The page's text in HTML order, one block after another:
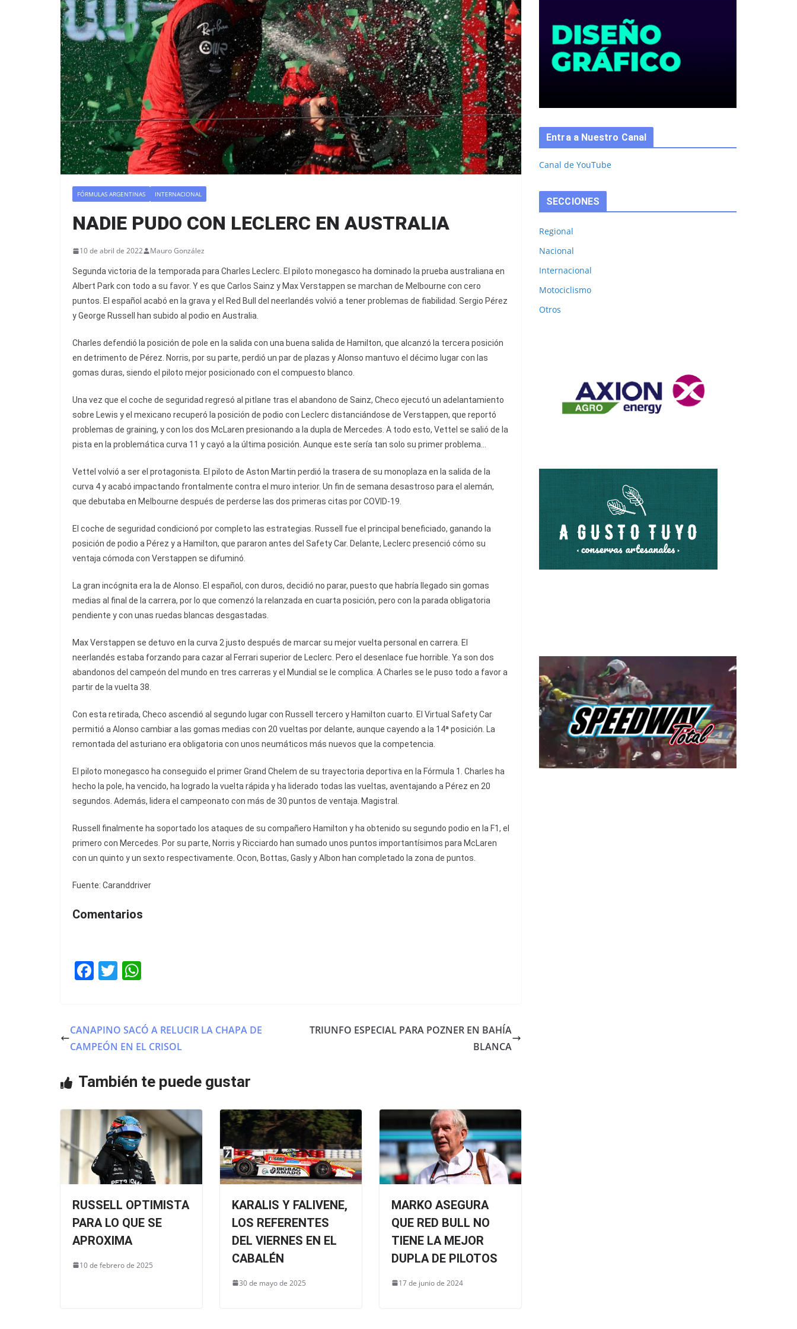
FÓRMULAS ARGENTINAS INTERNACIONAL
NADIE PUDO CON LECLERC EN AUSTRALIA
10 de abril de 2022 Mauro González
Segunda victoria de la temporada para Charles Leclerc. El piloto monegasco ha dominado la prueba australiana en
Albert Park con todo a su favor. Y es que Carlos Sainz y Max Verstappen se marchan de Melbourne con cero
puntos. El español acabó en la grava y el Red Bull del neerlandés volvió a tener problemas de fiabilidad. Sergio Pérez
y George Russell han subido al podio en Australia.
Charles defendió la posición de pole en la salida con una buena salida de Hamilton, que alcanzó la tercera posición
en detrimento de Pérez. Norris, por su parte, perdió un par de plazas y Alonso mantuvo el décimo lugar con las
gomas duras, siendo el piloto mejor posicionado con el compuesto blanco.
Una vez que el coche de seguridad regresó al pitlane tras el abandono de Sainz, Checo ejecutó un adelantamiento
sobre Lewis y el mexicano recuperó la posición de podio con Leclerc distanciándose de Verstappen, que reportó
problemas de graining, y con los dos McLaren presionando a la dupla de Mercedes. A todo esto, Vettel se salió de la
pista en la problemática curva 11 y cayó a la última posición. Aunque este sería tan solo su primer problema...
Vettel volvió a ser el protagonista. El piloto de Aston Martin perdió la trasera de su monoplaza en la salida de la
curva 4 y acabó impactando frontalmente contra el muro interior. Un fin de semana desastroso para el alemán,
que debutaba en Melbourne después de perderse las dos primeras citas por COVID-19.
El coche de seguridad condicionó por completo las estrategias. Russell fue el principal beneficiado, ganando la
posición de podio a Pérez y a Hamilton, que pararon antes del Safety Car. Delante, Leclerc presenció cómo su
ventaja cómoda con Verstappen se difuminó.
La gran incógnita era la de Alonso. El español, con duros, decidió no parar, puesto que habría llegado sin gomas
medias al final de la carrera, por lo que comenzó la relanzada en cuarta posición, pero con la parada obligatoria
pendiente y con unas ruedas blancas desgastadas.
Max Verstappen se detuvo en la curva 2 justo después de marcar su mejor vuelta personal en carrera. El
neerlandés estaba forzando para cazar al Ferrari superior de Leclerc. Pero el desenlace fue horrible. Ya son dos
abandonos del campeón del mundo en tres carreras y el Mundial se le complica. A Charles se le puso todo a favor a
partir de la vuelta 38.
Con esta retirada, Checo ascendió al segundo lugar con Russell tercero y Hamilton cuarto. El Virtual Safety Car
permitió a Alonso cambiar a las gomas medias con 20 vueltas por delante, aunque cayendo a la 14ª posición. La
remontada del asturiano era obligatoria con unos neumáticos más nuevos que la competencia.
El piloto monegasco ha conseguido el primer Grand Chelem de su trayectoria deportiva en la Fórmula 1. Charles ha
hecho la pole, ha vencido, ha logrado la vuelta rápida y ha liderado todas las vueltas, aventajando a Pérez en 20
segundos. Además, lidera el campeonato con más de 30 puntos de ventaja. Magistral.
Russell finalmente ha soportado los ataques de su compañero Hamilton y ha obtenido su segundo podio en la F1, el
primero con Mercedes. Por su parte, Norris y Ricciardo han sumado unos puntos importantísimos para McLaren
con un quinto y un sexto respectivamente. Ocon, Bottas, Gasly y Albon han completado la zona de puntos.
Fuente: Caranddriver
Comentarios
F
e
b
o
k
T
er s
A
p
CANAPINO SACÓ A RELUCIR LA CHAPA DE
CAMPEÓN EN EL CRISOL
TRIUNFO ESPECIAL PARA POZNER EN BAHÍA
BLANCA
También te puede gustar
RUSSELL OPTIMISTA
PARA LO QUE SE
APROXIMA
10 de febrero de 2025
KARALIS Y FALIVENE,
LOS REFERENTES
DEL VIERNES EN EL
CABALÉN
30 de mayo de 2025
MARKO ASEGURA
QUE RED BULL NO
TIENE LA MEJOR
DUPLA DE PILOTOS
17 de junio de 2024
Entra a Nuestro Canal
Canal de YouTube
SECCIONES
Regional
Nacional
Internacional
Motociclismo
Otros